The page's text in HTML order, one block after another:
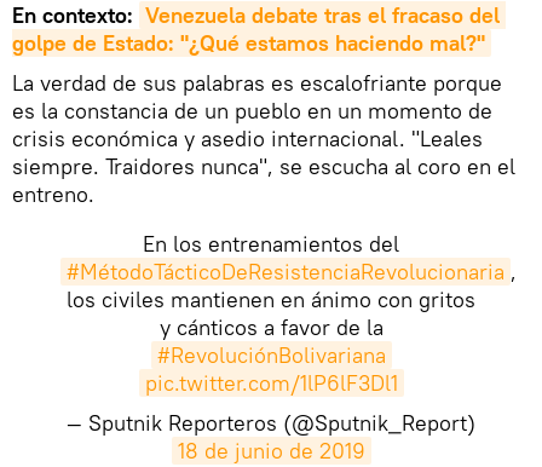
En contexto: Venezuela debate tras el fracaso del
golpe de Estado: "¿Qué estamos haciendo mal?"
La verdad de sus palabras es escalofriante porque
es la constancia de un pueblo en un momento de
crisis económica y asedio internacional. "Leales
siempre. Traidores nunca", se escucha al coro en el
entreno.
En los entrenamientos del
#MétodoTácticoDeResistenciaRevolucionaria ,
los civiles mantienen en ánimo con gritos
y cánticos a favor de la
#RevoluciónBolivariana
pic.twitter.com/1lP6lF3Dl1
— Sputnik Reporteros (@Sputnik_Report)
18 de junio de 2019